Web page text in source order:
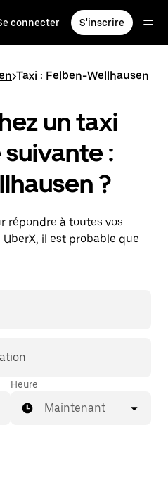
connecter S'inscrire
>Taxi : Felben-Wellhausen
un taxi
:
?
répondre à toutes vos
il est probable que
avec un chauffeur de
UberX, et pourrez
pour vous assurer de
l'application.
Heure
Maintenant